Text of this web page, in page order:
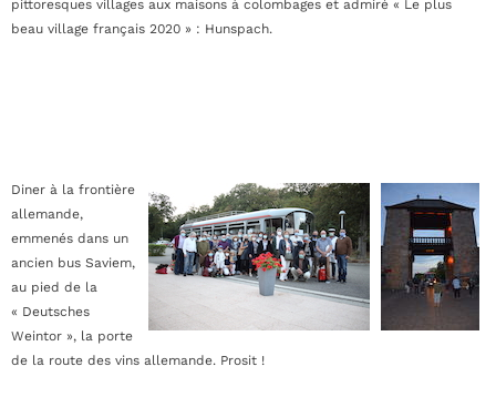
pittoresques villages aux maisons à colombages et admiré « Le plus
beau village français 2020 » : Hunspach.
Diner à la frontière
allemande,
emmenés dans un
ancien bus Saviem,
au pied de la
« Deutsches
Weintor », la porte
de la route des vins allemande. Prosit !